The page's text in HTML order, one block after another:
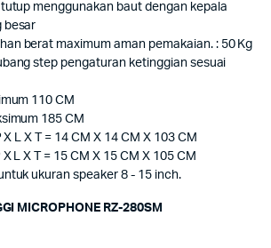
menggunakan baut dengan kepala
besar
berat maximum aman pemakaian. : 50 Kg
step pengaturan ketinggian sesuai
110 CM
185 CM
X L X T = 14 CM X 14 CM X 103 CM
L X T = 15 CM X 15 CM X 105 CM
ukuran speaker 8 - 15 inch.
MICROPHONE RZ-280SM